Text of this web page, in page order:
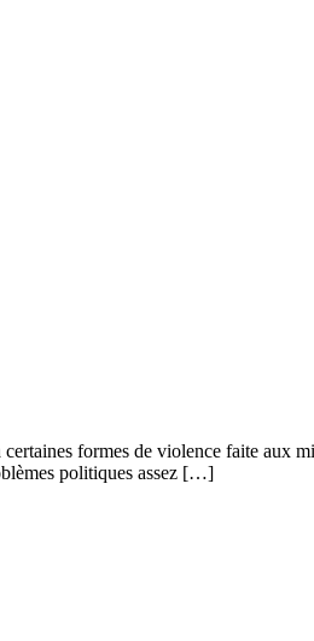
formes de violence faite aux
politiques assez […]